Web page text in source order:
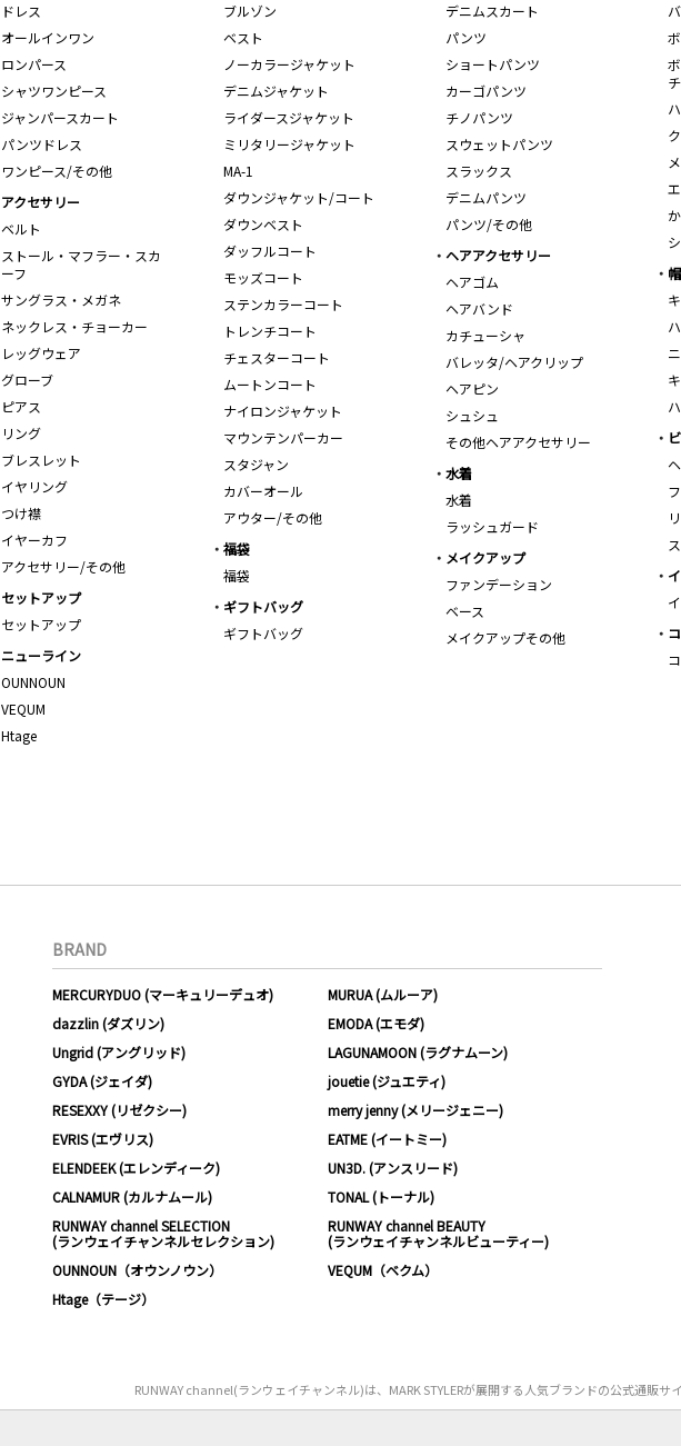
ドレス
オールインワン
ロンパース
シャツワンピース
ジャンパースカート
パンツドレス
ワンピース/その他
ブルゾン
ベスト
ノーカラージャケット
デニムジャケット
ライダースジャケット
ミリタリージャケット
MA-1
ダウンジャケット/コート
ダウンベスト
ダッフルコート
モッズコート
ステンカラーコート
トレンチコート
チェスターコート
ムートンコート
ナイロンジャケット
マウンテンパーカー
スタジャン
カバーオール
アウター/その他
デニムスカート
パンツ
ショートパンツ
カーゴパンツ
チノパンツ
スウェットパンツ
スラックス
デニムパンツ
パンツ/その他
チ
アクセサリー
ベルト
ストール・マフラー・スカ
ーフ
サングラス・メガネ
ネックレス・チョーカー
レッグウェア
グローブ
ピアス
リング
ブレスレット
イヤリング
つけ襟
イヤーカフ
アクセサリー/その他
ヘアアクセサリー
ヘアゴム
ヘアバンド
カチューシャ
バレッタ/ヘアクリップ
ヘアピン
シュシュ
その他ヘアアクセサリー
水着
水着
ラッシュガード
福袋
福袋
メイクアップ
ファンデーション
ベース
メイクアップその他
セットアップ
セットアップ
ギフトバッグ
ギフトバッグ
ニューライン
OUNNOUN
VEQUM
Htage
BRAND
MERCURYDUO (マーキュリーデュオ)
MURUA (ムルーア)
dazzlin (ダズリン)
EMODA (エモダ)
Ungrid (アングリッド)
LAGUNAMOON (ラグナムーン)
GYDA (ジェイダ)
jouetie (ジュエティ)
RESEXXY (リゼクシー)
merry jenny (メリージェニー)
EVRIS (エヴリス)
EATME (イートミー)
ELENDEEK (エレンディーク)
UN3D. (アンスリード)
CALNAMUR (カルナムール)
TONAL (トーナル)
RUNWAY channel SELECTION
(ランウェイチャンネルセレクション)
RUNWAY channel BEAUTY
(ランウェイチャンネルビューティー)
OUNNOUN（オウンノウン）
VEQUM（ベクム）
Htage（テージ）
RUNWAY channel(ランウェイチャンネル)は、MARK STYLERが展開する人気ブランドの公式通販サ